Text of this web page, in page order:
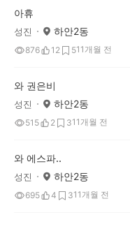
아휴
성진 하안2동
876 12 511개월 전
와 권은비
성진 하안2동
515 2 311개월 전
와 에스파..
성진 하안2동
695 4 311개월 전